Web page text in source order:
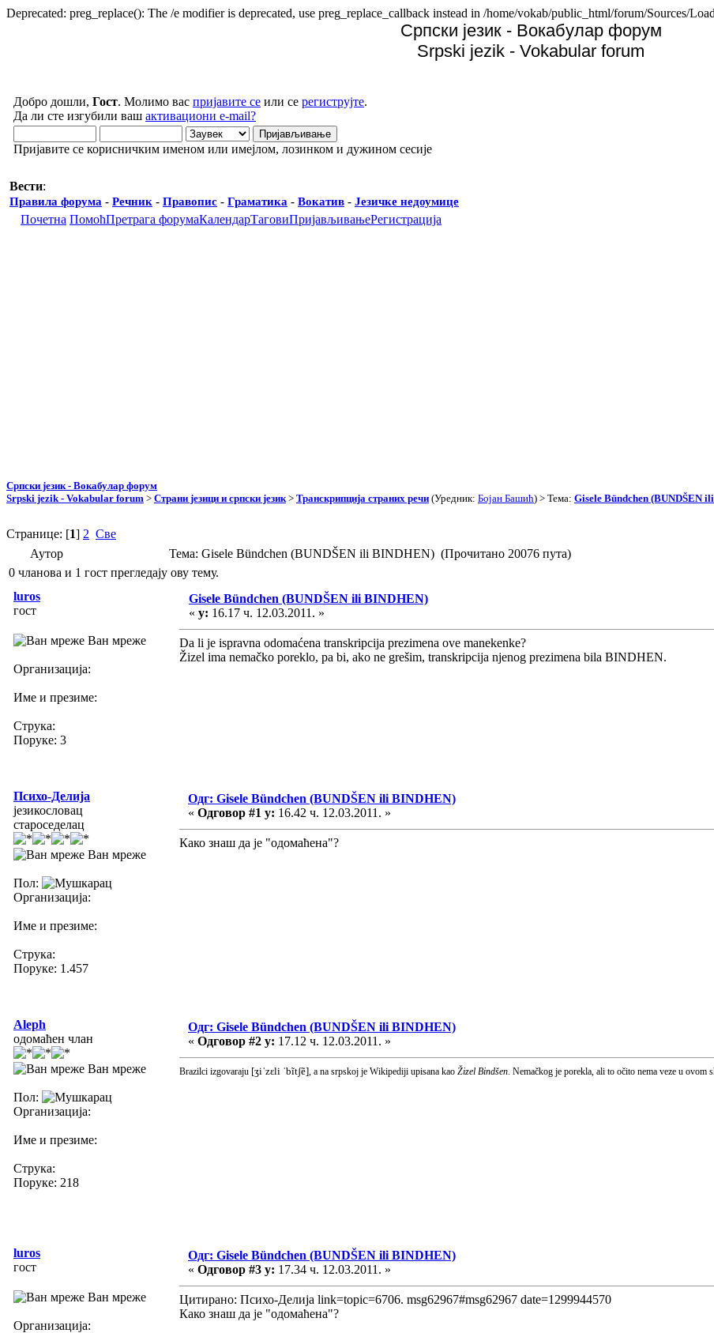
Deprecated: preg_replace(): The /e modifier is deprecated, use preg_replace_callback instead in /home/vokab/public_html/forum/Sources/
Српски језик - Вокабулар форум
Srpski jezik - Vokabular forum
Добро дошли, Гост. Молимо вас пријавите се или се региструјте.
Да ли сте изгубили ваш активациони e-mail?
Пријавите се корисничким именом или имејлом, лозинком и дужином сесије
Вести:
Правила форума - Речник - Правопис - Граматика - Вокатив - Језичке недоумице
Почетна ПомоћПретрага форумаКалендарТаговиПријављивањеРегистрација
Српски језик - Вокабулар форум
Srpski jezik - Vokabular forum > Страни језици и српски језик > Транскрипција страних речи (Уредник: Бојан Башић) > Тема: Gisele Bündchen (BUNDŠEN
Странице: [1] 2 Све
Аутор
Тема: Gisele Bündchen (BUNDŠEN ili BINDHEN) (Прочитано 20076 пута)
0 чланова и 1 гост прегледају ову тему.
luros
гост
Ван мреже
Организација:
Име и презиме:
Струка:
Поруке: 3
Gisele Bündchen (BUNDŠEN ili BINDHEN)
« у: 16.17 ч. 12.03.2011. »
Da li je ispravna odomaćena transkripcija prezimena ove manekenke?
Žizel ima nemačko poreklo, pa bi, ako ne grešim, transkripcija njenog prezimena bila BINDHEN.
Психо-Делија
језикословац
староседелац
Ван мреже
Пол:
Организација:
Име и презиме:
Струка:
Поруке: 1.457
Одг: Gisele Bündchen (BUNDŠEN ili BINDHEN)
« Одговор #1 у: 16.42 ч. 12.03.2011. »
Како знаш да је "одомаћена"?
Aleph
одомаћен члан
Ван мреже
Пол:
Организација:
Име и презиме:
Струка:
Поруке: 218
Одг: Gisele Bündchen (BUNDŠEN ili BINDHEN)
« Одговор #2 у: 17.12 ч. 12.03.2011. »
Brazilci izgovaraju [ʒiˈzɛli ˈbĩtʃẽ], a na srpskoj je Wikipediji upisana kao Žizel Bindšen. Nemačkog je porekla, ali to očito nema veze u ovom
luros
гост
Ван мреже
Организација:
Одг: Gisele Bündchen (BUNDŠEN ili BINDHEN)
« Одговор #3 у: 17.34 ч. 12.03.2011. »
Цитирано: Психо-Делија link=topic=6706. msg62967#msg62967 date=1299944570
Како знаш да је "одомаћена"?